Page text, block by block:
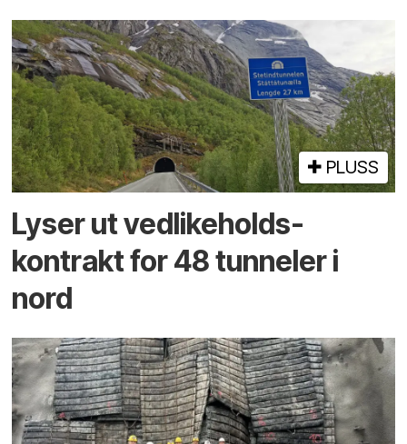
PLUSS
Lyser ut vedlikeholds­
kontrakt for 48 tunneler i
nord